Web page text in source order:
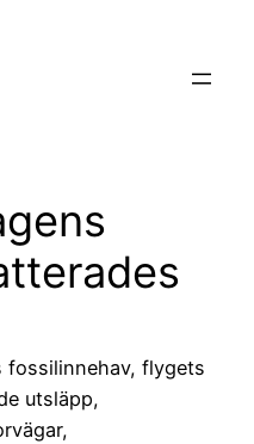
fossilinnehav, flygets
utsläpp,